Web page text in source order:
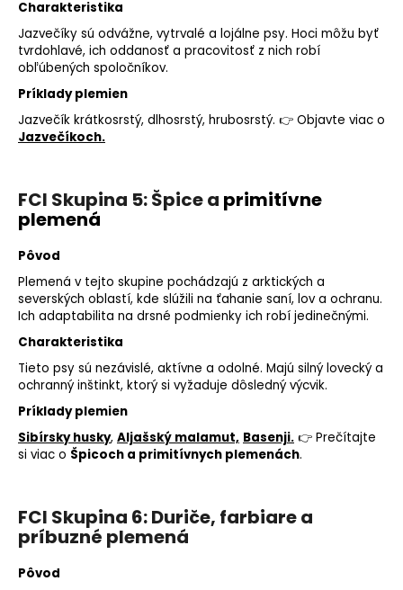
Charakteristika
Jazvečíky sú odvážne, vytrvalé a lojálne psy. Hoci môžu byť
tvrdohlavé, ich oddanosť a pracovitosť z nich robí
obľúbených spoločníkov.
Príklady plemien
Jazvečík krátkosrstý, dlhosrstý, hrubosrstý. 👉 Objavte viac o
Jazvečíkoch.
FCI Skupina 5: Špice a primitívne
plemená
Pôvod
Plemená v tejto skupine pochádzajú z arktických a
severských oblastí, kde slúžili na ťahanie saní, lov a ochranu.
Ich adaptabilita na drsné podmienky ich robí jedinečnými.
Charakteristika
Tieto psy sú nezávislé, aktívne a odolné. Majú silný lovecký a
ochranný inštinkt, ktorý si vyžaduje dôsledný výcvik.
Príklady plemien
Sibírsky husky, Aljašský malamut, Basenji. 👉 Prečítajte
si viac o Špicoch a primitívnych plemenách.
FCI Skupina 6: Duriče, farbiare a
príbuzné plemená
Pôvod